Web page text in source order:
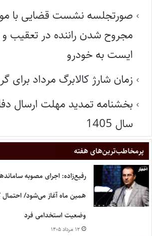
صورتجلسه نشست قضایی با
مجروح شدن راننده در تعقیب
ایست به خودرو
زمان شارژ کالابرگ مرداد برای
بخشنامه تمدید مهلت ارسال
سال 1405
پر‌مخاطب‌ترین‌های هفته
رفیع‌زاده: اجرای مصوبه
همین ماه آغاز می‌شود/ احتمال
وضعیت استخدامی فرد
۱۲ مرداد ۱۴۰۵